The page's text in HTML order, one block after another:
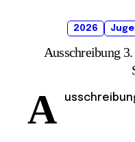
2026
Ausschreibung
A